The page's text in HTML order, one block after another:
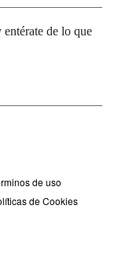
de lo que
de uso
de Cookies